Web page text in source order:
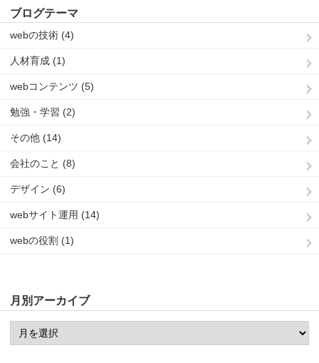
ブログテーマ
webの技術 (4)
人材育成 (1)
webコンテンツ (5)
勉強・学習 (2)
その他 (14)
会社のこと (8)
デザイン (6)
webサイト運用 (14)
webの役割 (1)
月別アーカイブ